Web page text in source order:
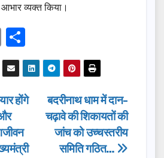
व्यक्त किया।
E
m
ail
h
ar
e
बदरीनाथ धाम में दान-
चढ़ावे की शिकायतों की
जांच को उच्चस्तरीय
समिति गठित…
होंगे